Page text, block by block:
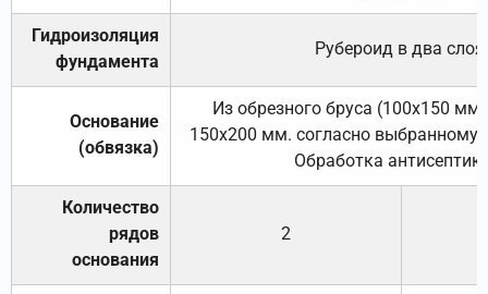
Гидроизоляция
фундамента
Рубероид в два слоя.
Основание
(обвязка)
Из обрезного бруса (100х150
150х200 мм. согласно выбранному
Обработка
Количество
рядов
основания
2